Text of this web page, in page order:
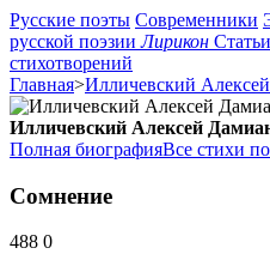
Русские поэты Современники
русской поэзии Лирикон
стихотворений
Главная>Илличевский
Илличевский Алексей
Полная биографияВсе стихи
Сомнение
488 0